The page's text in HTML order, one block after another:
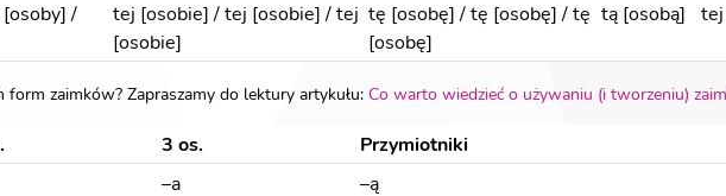
/
tej [osobie] / tej [osobie] / tej
[osobie]
tę [osobę] / tę [osobę] / tę
[osobę]
tą [osobą] tej
form zaimków? Zapraszamy do lektury artykułu: Co warto wiedzieć o używaniu (i tworzeniu)
3 os.
Przymiotniki
–a –ą